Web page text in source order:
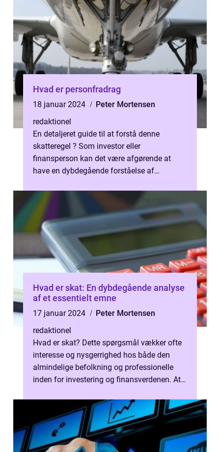
Hvad er personfradrag
18 januar 2024
Peter Mortensen
redaktionel
En detaljeret guide til at forstå denne
skatteregel ? Som investor eller
finansperson kan det være afgørende at
have en dybdegående forståelse af
personfradrag. P...
Hvad er skat: En dybdegående analyse
af et essentielt emne
17 januar 2024
Peter Mortensen
redaktionel
Hvad er skat? Dette spørgsmål vækker ofte
interesse og nysgerrighed hos både den
almindelige befolkning og professionelle
inden for investering og finansverdenen. At